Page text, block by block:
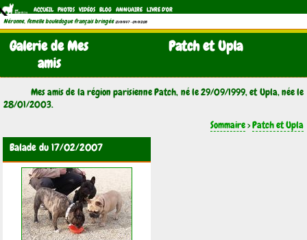
ACCUEIL PHOTOS VIDÉOS BLOG ANNUAIRE LIVRE D'OR
Néronne, femelle bouledogue français bringée (21/11/1997 - 04/11/2011)
Galerie de Mes
amis
Patch et Upla
Mes amis de la région parisienne Patch, né le 29/09/1999, et Upla, née le
28/01/2003.
Sommaire>Patch et Upla
Balade du 17/02/2007